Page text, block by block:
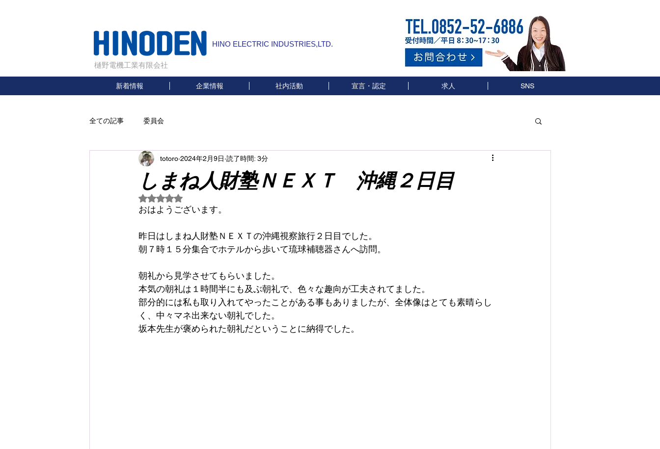
樋野電機工業有限会社
HINO ELECTRIC INDUSTRIES,LTD.
新着情報 企業情報 社内活動 宣言・認定 求人 SNS
全ての記事 委員会
しまね人財塾ＮＥＸＴ 沖縄２日目
totoro 2024年2月9日 読了時間: 3分
5つ星のうちNaNと評価されています。
おはようございます。
昨日はしまね人財塾ＮＥＸＴの沖縄視察旅行２日目でした。
朝７時１５分集合でホテルから歩いて琉球補聴器さんへ訪問。
朝礼から見学させてもらいました。
本気の朝礼は１時間半にも及ぶ朝礼で、色々な趣向が工夫されてました。
部分的には私も取り入れてやったことがある事もありましたが、全体像はとても素晴らし
く、中々マネ出来ない朝礼でした。
坂本先生が褒められた朝礼だということに納得でした。